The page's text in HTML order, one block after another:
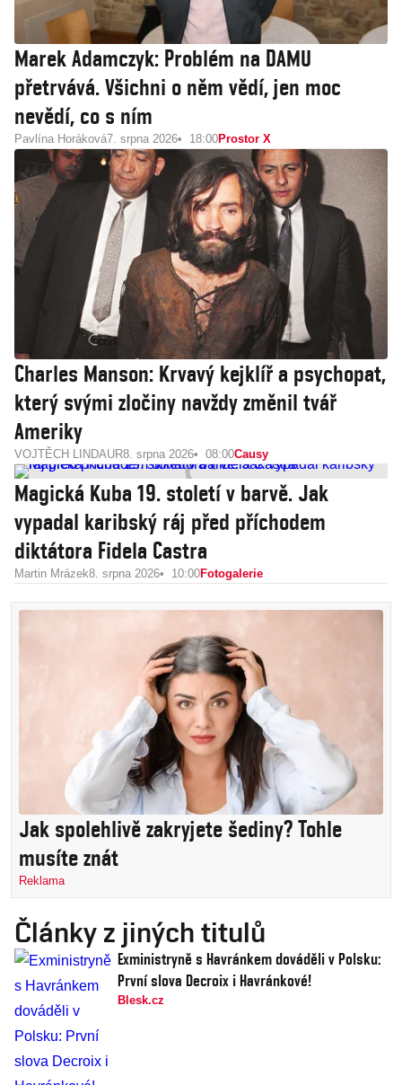
Marek Adamczyk: Problém na DAMU
přetrvává. Všichni o něm vědí, jen moc
nevědí, co s ním
Pavlína Horáková7. srpna 2026 18:00Prostor X
Charles Manson: Krvavý kejklíř a psychopat,
který svými zločiny navždy změnil tvář
Ameriky
VOJTĚCH LINDAUR8. srpna 2026 08:00Causy
Magická Kuba 19. století v barvě. Jak
vypadal karibský ráj před příchodem
diktátora Fidela Castra
Martin Mrázek8. srpna 2026 10:00Fotogalerie
Jak spolehlivě zakryjete šediny? Tohle
musíte znát
Reklama
Články z jiných titulů
Exministryně s Havránkem dováděli v Polsku:
První slova Decroix i Havránkové!
Blesk.cz